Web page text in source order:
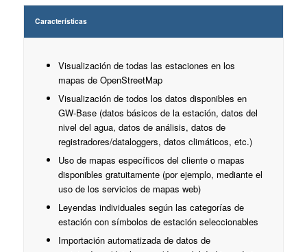
Características
Visualización de todas las estaciones en los
mapas de OpenStreetMap
Visualización de todos los datos disponibles en
GW-Base (datos básicos de la estación, datos del
nivel del agua, datos de análisis, datos de
registradores/dataloggers, datos climáticos, etc.)
Uso de mapas específicos del cliente o mapas
disponibles gratuitamente (por ejemplo, mediante el
uso de los servicios de mapas web)
Leyendas individuales según las categorías de
estación con símbolos de estación seleccionables
Importación automatizada de datos de